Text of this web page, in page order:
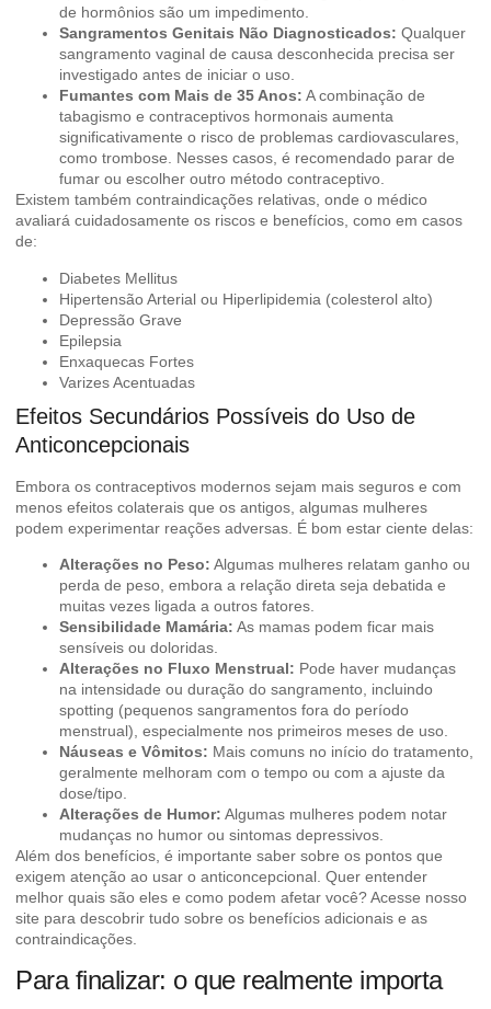
de hormônios são um impedimento.
Sangramentos Genitais Não Diagnosticados: Qualquer
sangramento vaginal de causa desconhecida precisa ser
investigado antes de iniciar o uso.
Fumantes com Mais de 35 Anos: A combinação de
tabagismo e contraceptivos hormonais aumenta
significativamente o risco de problemas cardiovasculares,
como trombose. Nesses casos, é recomendado parar de
fumar ou escolher outro método contraceptivo.
Existem também contraindicações relativas, onde o médico
avaliará cuidadosamente os riscos e benefícios, como em casos
de:
Diabetes Mellitus
Hipertensão Arterial ou Hiperlipidemia (colesterol alto)
Depressão Grave
Epilepsia
Enxaquecas Fortes
Varizes Acentuadas
Efeitos Secundários Possíveis do Uso de
Anticoncepcionais
Embora os contraceptivos modernos sejam mais seguros e com
menos efeitos colaterais que os antigos, algumas mulheres
podem experimentar reações adversas. É bom estar ciente delas:
Alterações no Peso: Algumas mulheres relatam ganho ou
perda de peso, embora a relação direta seja debatida e
muitas vezes ligada a outros fatores.
Sensibilidade Mamária: As mamas podem ficar mais
sensíveis ou doloridas.
Alterações no Fluxo Menstrual: Pode haver mudanças
na intensidade ou duração do sangramento, incluindo
spotting (pequenos sangramentos fora do período
menstrual), especialmente nos primeiros meses de uso.
Náuseas e Vômitos: Mais comuns no início do tratamento,
geralmente melhoram com o tempo ou com a ajuste da
dose/tipo.
Alterações de Humor: Algumas mulheres podem notar
mudanças no humor ou sintomas depressivos.
Além dos benefícios, é importante saber sobre os pontos que
exigem atenção ao usar o anticoncepcional. Quer entender
melhor quais são eles e como podem afetar você? Acesse nosso
site para descobrir tudo sobre os benefícios adicionais e as
contraindicações
Para finalizar: o que realmente importa